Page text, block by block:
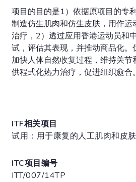
项目的目的是1）依据原项目的专
制造仿生肌肉和仿生皮肤，用作
治疗，2）透过应用香港运动员和
试，评估其表现，并推动商品化
加快人体自然收复过程，维持关节
供程式化热力治疗，促进组织愈合。
ITF相关项目
试用：用于康复的人工肌肉和皮肤
ITC项目编号
ITT/007/14TP